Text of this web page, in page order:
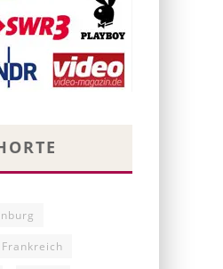
Frankreich